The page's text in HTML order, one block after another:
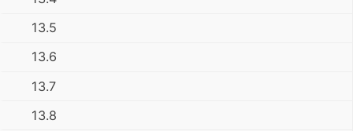
13.5
13.6
13.7
13.8